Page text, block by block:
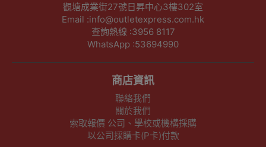
觀塘成業街27號日昇中心3樓302室
Email :info@outletexpress.com.hk
查詢熱線 :3956 8117
WhatsApp :53694990
商店資訊
聯絡我們
關於我們
索取報價 公司、學校或機構採購
以公司採購卡(P卡)付款